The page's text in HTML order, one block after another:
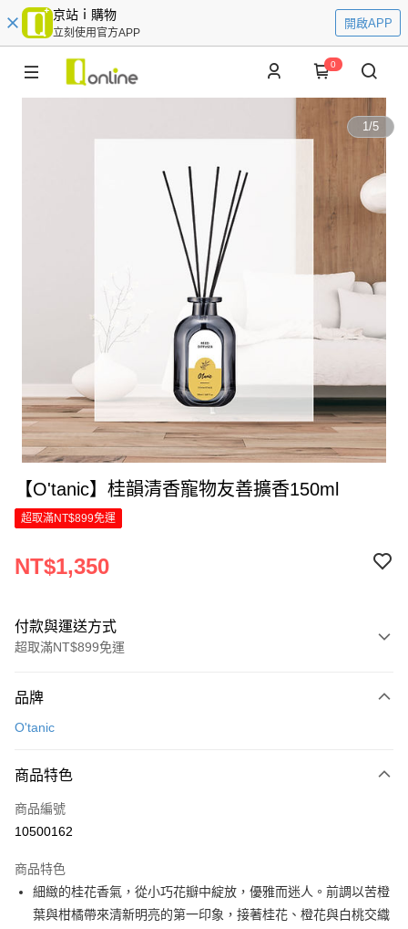
京站ｉ購物
立刻使用官方APP
開啟APP
0
1/5
【O'tanic】桂韻清香寵物友善擴香150ml
超取滿NT$899免運
NT$1,350
付款與運送方式
超取滿NT$899免運
信用卡一次付款
Apple Pay
街口支付
Google Pay
全盈+PAY
品牌
O'tanic
商品特色
商品編號
10500162
商品特色
細緻的桂花香氣，從小巧花瓣中綻放，優雅而迷人。前調以苦橙
葉與柑橘帶來清新明亮的第一印象，接著桂花、橙花與白桃交織